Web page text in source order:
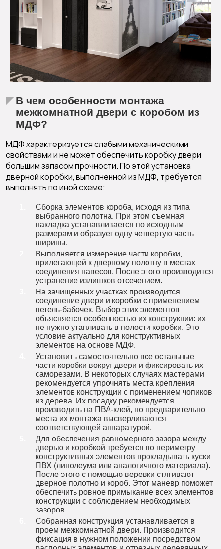
В чем особенности монтажа
межкомнатной двери с коробом из
МДФ?
МДФ характеризуется слабыми механическими
свойствами и не может обеспечить коробку двери
большим запасом прочности. По этой установка
дверной коробки, выполненной из МДФ, требуется
выполнять по иной схеме:
Сборка элементов короба, исходя из типа
выбранного полотна. При этом съемная
накладка устанавливается по исходным
размерам и образует одну четвертую часть
ширины.
Выполняется измерение части коробки,
прилегающей к дверному полотну в местах
соединения навесов. После этого производится
устранение излишков отсечением.
На зачищенных участках производится
соединение двери и коробки с применением
петель-бабочек. Выбор этих элементов
объясняется особенностью их конструкции: их
не нужно утапливать в полости коробки. Это
условие актуально для конструктивных
элементов на основе МДФ.
Установить самостоятельно все остальные
части коробки вокруг двери и фиксировать их
саморезами. В некоторых случаях мастерами
рекомендуется упрочнять места крепления
элементов конструкции с применением чопиков
из дерева. Их посадку рекомендуется
производить на ПВА-клей, но предварительно
места их монтажа высверливаются
соответствующей аппаратурой.
Для обеспечения равномерного зазора между
дверью и коробкой требуется по периметру
конструктивных элементов прокладывать куски
ПВХ (линолеума или аналогичного материала).
После этого с помощью веревки стягивают
дверное полотно и короб. Этот маневр поможет
обеспечить ровное примыкание всех элементов
конструкции с соблюдением необходимых
зазоров.
Собранная конструкция устанавливается в
проем межкомнатной двери. Производится
фиксация в нужном положении посредством